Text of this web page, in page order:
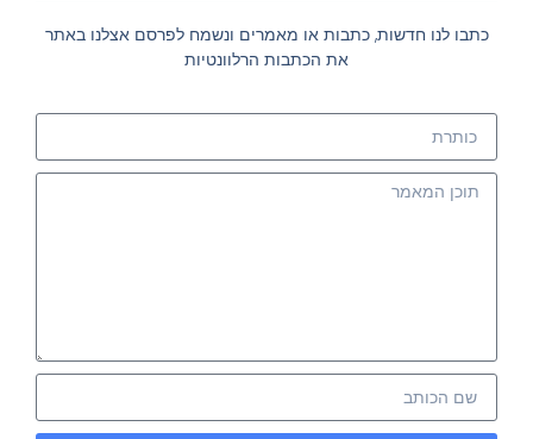
כתבו לנו חדשות, כתבות או מאמרים ונשמח לפרסם אצלנו באתר
את הכתבות הרלוונטיות